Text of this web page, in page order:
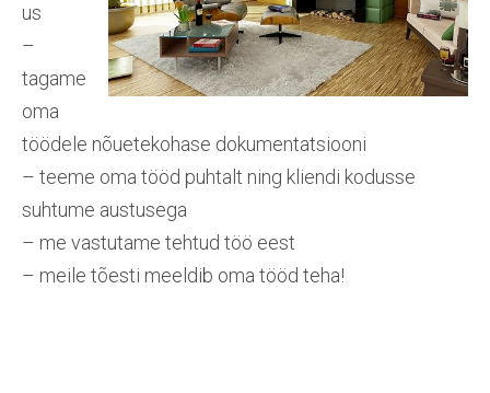
us
–
tagame
oma
töödele nõuetekohase dokumentatsiooni
– teeme oma tööd puhtalt ning kliendi kodusse
suhtume austusega
– me vastutame tehtud töö eest
– meile tõesti meeldib oma tööd teha!